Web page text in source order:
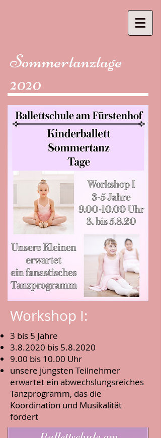
Sommertanztage
2020
Workshop I:
3 bis 5 Jahre
3.8.2020 bis 5.8.2020
9.00 bis 10.00 Uhr
unsere jüngsten Teilnehmer
erwartet ein abwechslungsreiches
Tanzprogramm, das die
Koordination und Musikalität
fördert